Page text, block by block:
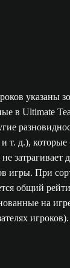
указаны
в Ultimate
т. д.), которые
затрагивает
игры. При
общий
на
игроков).